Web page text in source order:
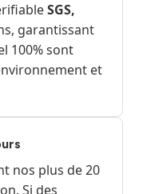
SGS,
garantissant
100% sont
et
nos plus de 20
Si des